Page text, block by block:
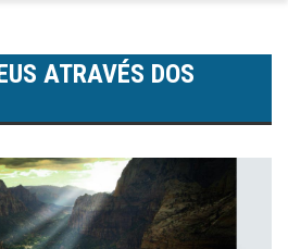
ATRAVÉS DOS